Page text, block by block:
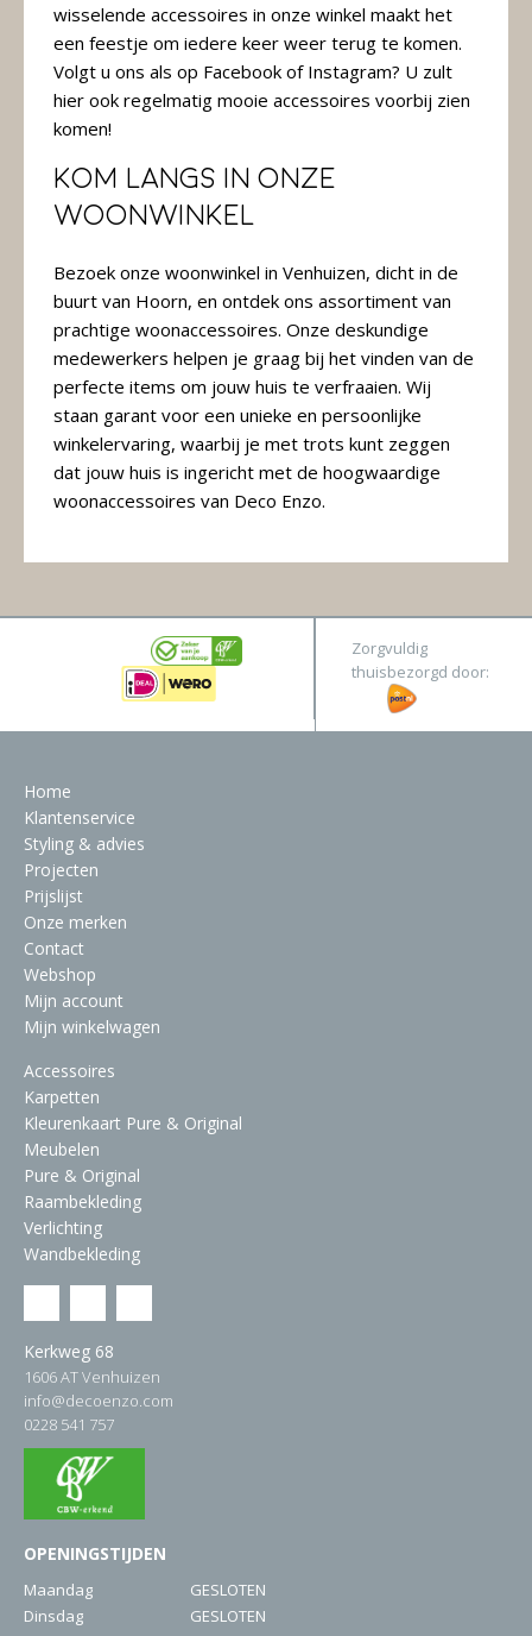
wisselende accessoires in onze winkel maakt het
een feestje om iedere keer weer terug te komen.
Volgt u ons als op Facebook of Instagram? U zult
hier ook regelmatig mooie accessoires voorbij zien
komen!
Kom langs in onze
woonwinkel
Bezoek onze woonwinkel in Venhuizen, dicht in de
buurt van Hoorn, en ontdek ons assortiment van
prachtige woonaccessoires. Onze deskundige
medewerkers helpen je graag bij het vinden van de
perfecte items om jouw huis te verfraaien. Wij
staan garant voor een unieke en persoonlijke
winkelervaring, waarbij je met trots kunt zeggen
dat jouw huis is ingericht met de hoogwaardige
woonaccessoires van Deco Enzo.
Zorgvuldig
thuisbezorgd door:
Home
Klantenservice
Styling & advies
Projecten
Prijslijst
Onze merken
Contact
Webshop
Mijn account
Mijn winkelwagen
Accessoires
Karpetten
Kleurenkaart Pure & Original
Meubelen
Pure & Original
Raambekleding
Verlichting
Wandbekleding
Kerkweg 68
1606 AT Venhuizen
info@decoenzo.com
0228 541 757
OPENINGSTIJDEN
Maandag
GESLOTEN
Dinsdag
GESLOTEN